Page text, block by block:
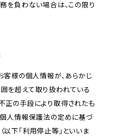
を負わない場合は、この限り
客様の個人情報が、あらかじ
を超えて取り扱われている
正の手段により取得されたも
個人情報保護法の定めに基づ
下「利用停止等」といいま